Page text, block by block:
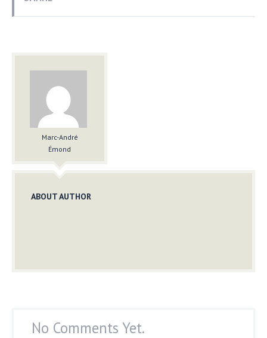
Marc-André
Émond
ABOUT AUTHOR
No Comments Yet.